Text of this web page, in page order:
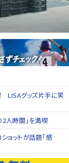
LISAグッズ片手に笑
2人時間」を満喫
ョットが話題「感